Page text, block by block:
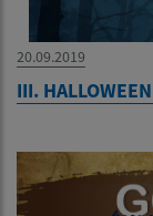
20.09.2019
III.